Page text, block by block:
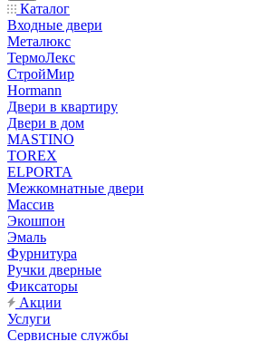
Каталог
Входные двери
Металюкс
ТермоЛекс
СтройМир
Hormann
Двери в квартиру
Двери в дом
MASTINO
TOREX
ELPORTA
Межкомнатные двери
Массив
Экошпон
Эмаль
Фурнитура
Ручки дверные
Фиксаторы
Акции
Услуги
Сервисные службы